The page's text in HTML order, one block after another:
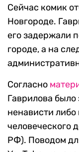
Сейчас комик
Новгороде.
его задержали
городе, а на
Согласно
Гаврилова
ненависти
человеческого
РФ). Поводом